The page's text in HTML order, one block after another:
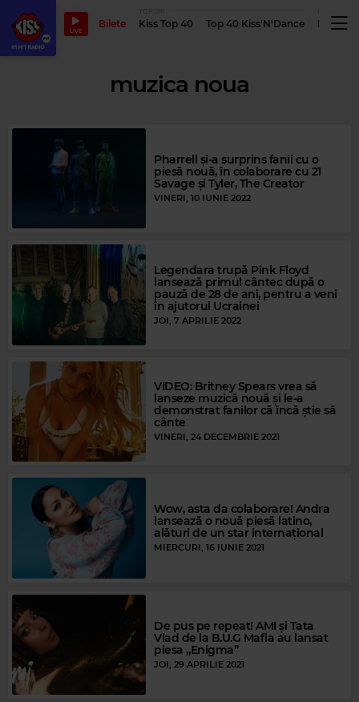
LIVE
Bilete Kiss Top 40 Top 40 Kiss'N'Dance
muzica noua
Pharrell și-a surprins fanii cu o
piesă nouă, în colaborare cu 21
Savage și Tyler, The Creator
VINERI, 10 IUNIE 2022
Legendara trupă Pink Floyd
lansează primul cântec după o
pauză de 28 de ani, pentru a veni
în ajutorul Ucrainei
JOI, 7 APRILIE 2022
VIDEO: Britney Spears vrea să
lanseze muzică nouă și le-a
demonstrat fanilor că încă știe să
cânte
VINERI, 24 DECEMBRIE 2021
Wow, asta da colaborare! Andra
lansează o nouă piesă latino,
alături de un star internațional
MIERCURI, 16 IUNIE 2021
De pus pe repeat! AMI și Tata
Vlad de la B.U.G Mafia au lansat
piesa „Enigma”
JOI, 29 APRILIE 2021